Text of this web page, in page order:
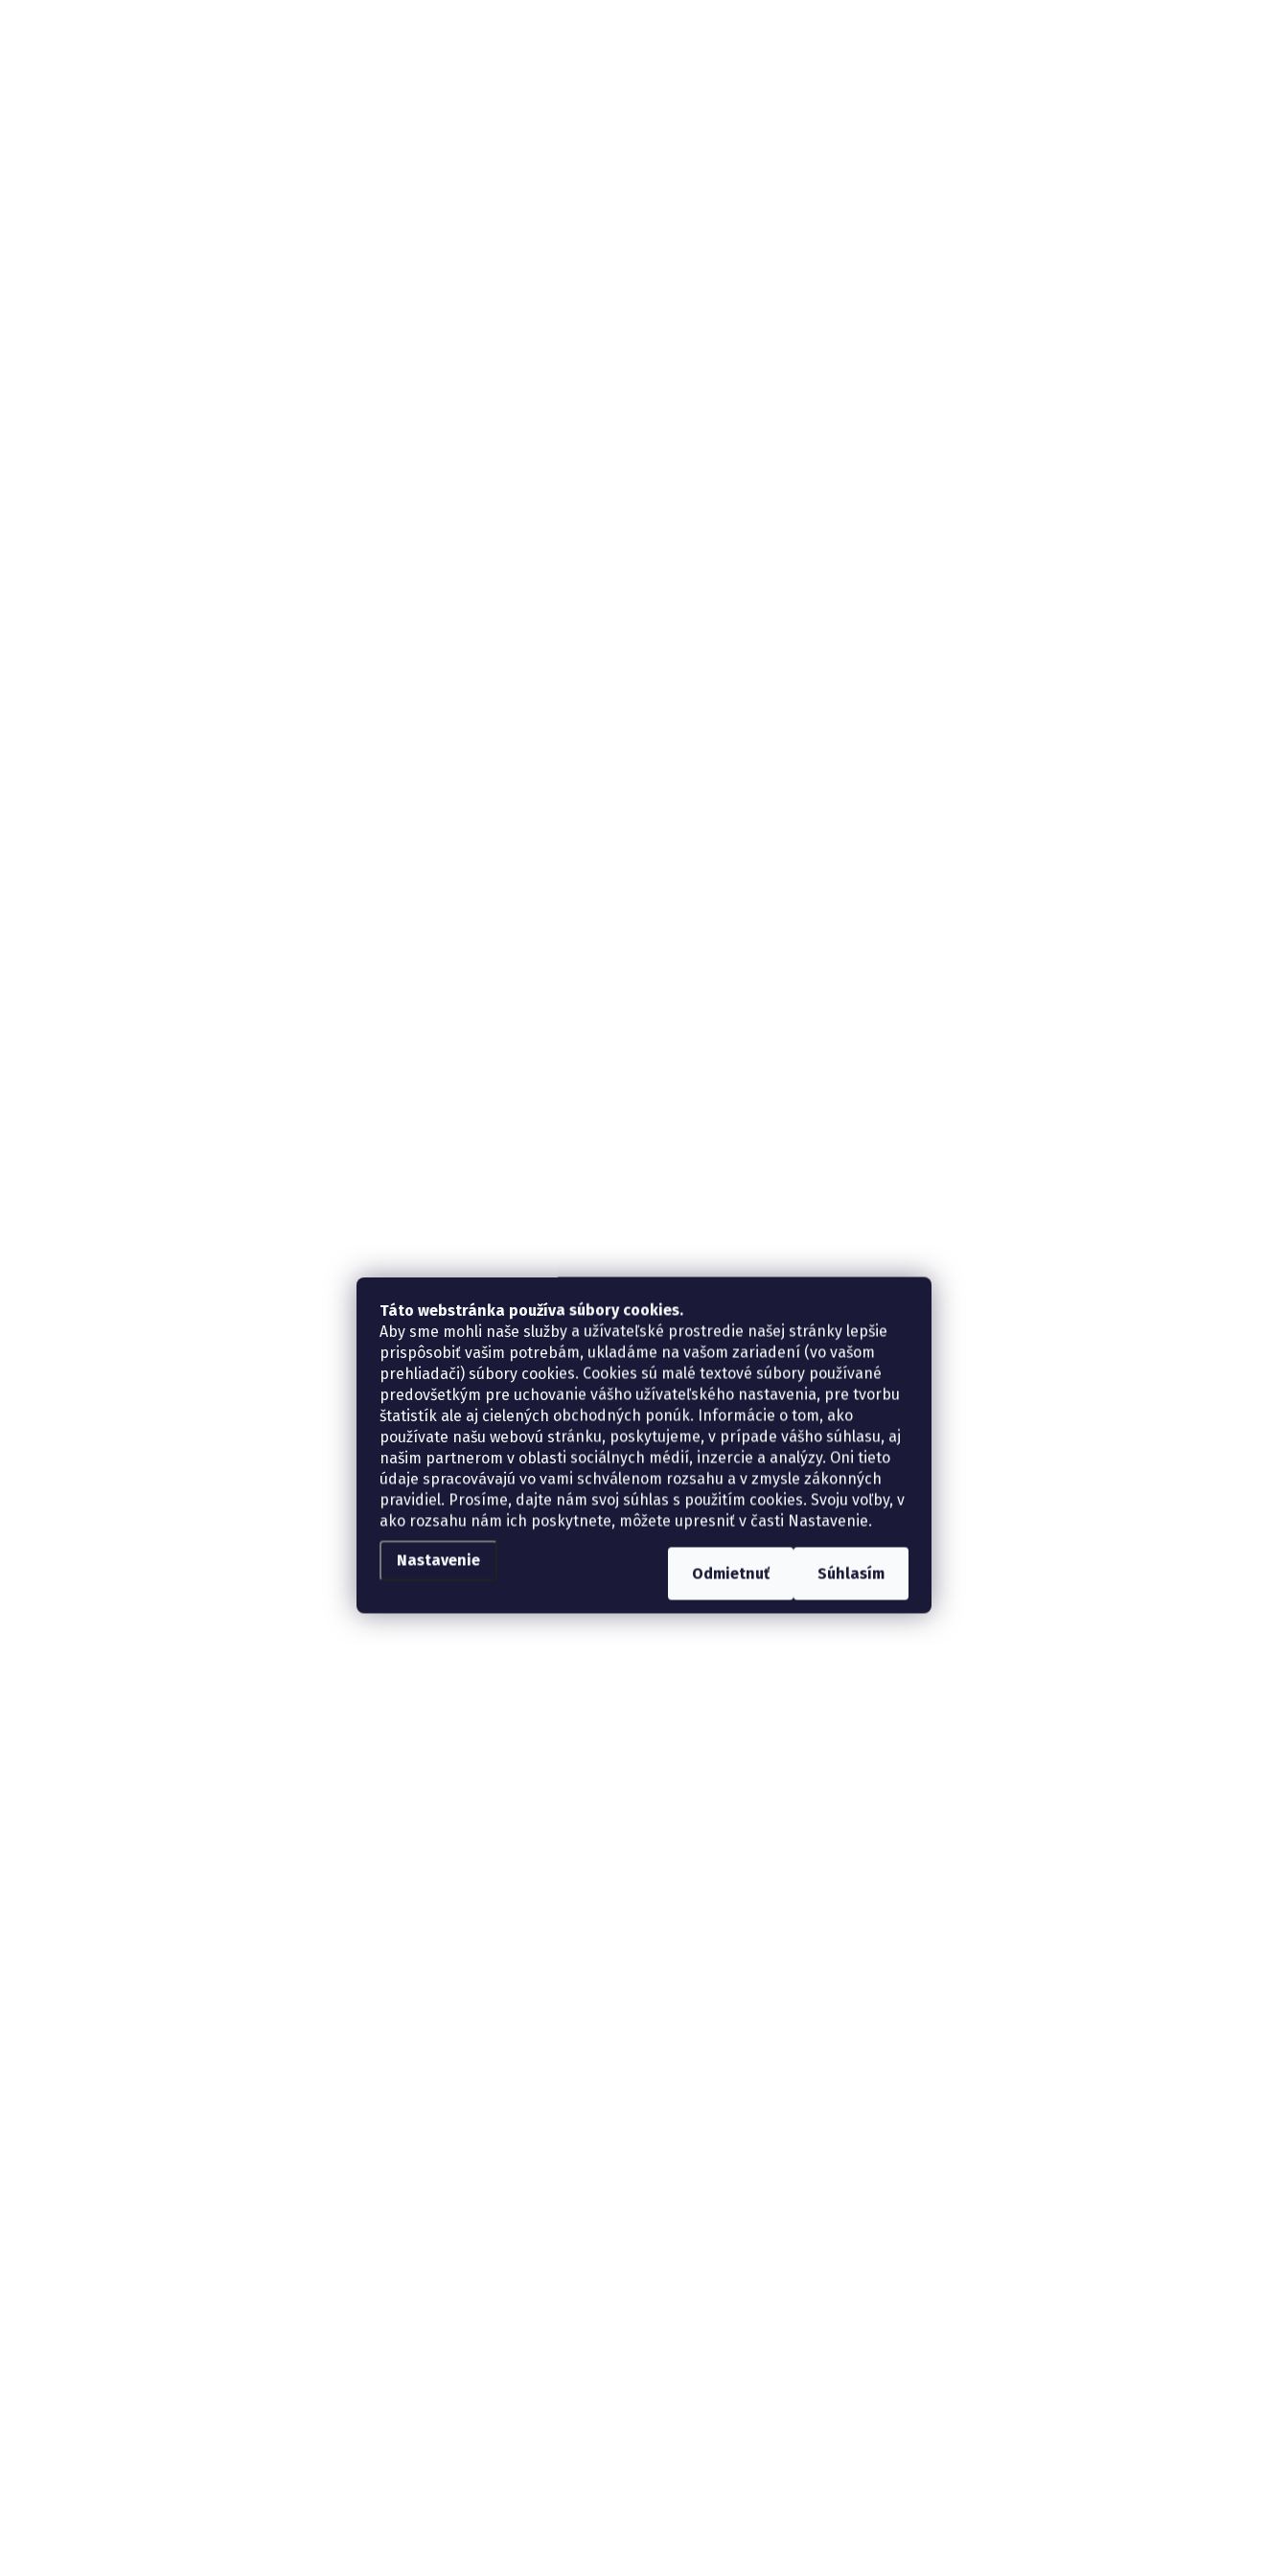
Táto webstránka používa súbory cookies.
Aby sme mohli naše služby a užívateľské prostredie našej stránky lepšie
prispôsobiť vašim potrebám, ukladáme na vašom zariadení (vo vašom
prehliadači) súbory cookies. Cookies sú malé textové súbory používané
predovšetkým pre uchovanie vášho užívateľského nastavenia, pre tvorbu
štatistík ale aj cielených obchodných ponúk. Informácie o tom, ako
používate našu webovú stránku, poskytujeme, v prípade vášho súhlasu, aj
našim partnerom v oblasti sociálnych médií, inzercie a analýzy. Oni tieto
údaje spracovávajú vo vami schválenom rozsahu a v zmysle zákonných
pravidiel. Prosíme, dajte nám svoj súhlas s použitím cookies. Svoju voľby, v
ako rozsahu nám ich poskytnete, môžete upresniť v časti Nastavenie.
Nastavenie
Odmietnuť Súhlasím